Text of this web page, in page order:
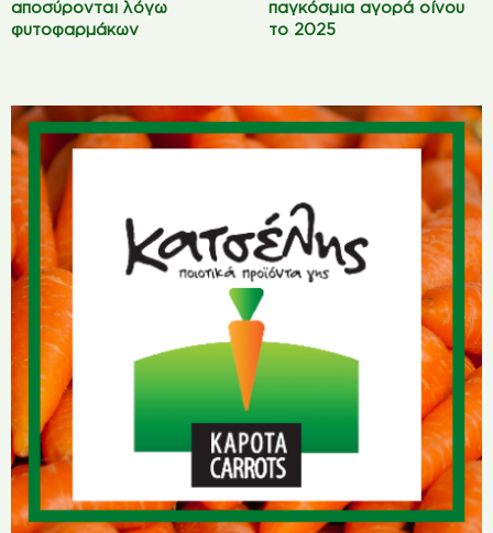
αποσύρονται λόγω
φυτοφαρμάκων
παγκόσμια αγορά οίνου
το 2025